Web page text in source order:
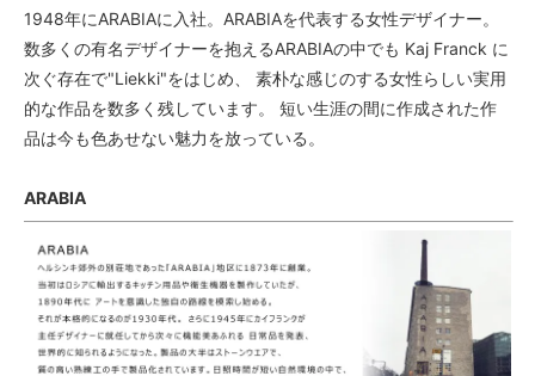
1948年にARABIAに入社。ARABIAを代表する女性デザイナー。
数多くの有名デザイナーを抱えるARABIAの中でも Kaj Franck に
次ぐ存在で"Liekki"をはじめ、 素朴な感じのする女性らしい実用
的な作品を数多く残しています。 短い生涯の間に作成された作
品は今も色あせない魅力を放っている。
ARABIA